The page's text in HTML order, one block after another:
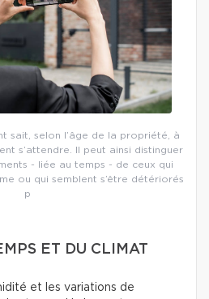
sait, selon l’âge de la propriété, à
s’attendre. Il peut ainsi distinguer
- liée au temps - de ceux qui
ou qui semblent s’être détériorés
p
ET DU CLIMAT
et les variations de